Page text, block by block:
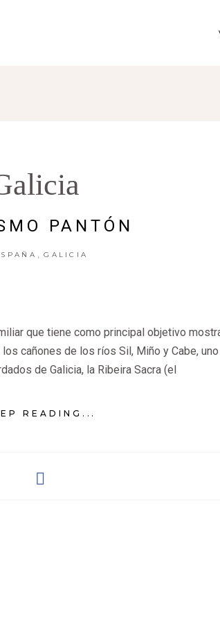
PANTÓN
GALICIA
que tiene como principal objetivo
cañones de los ríos Sil, Miño y Cabe,
de Galicia, la Ribeira Sacra (el
READING...